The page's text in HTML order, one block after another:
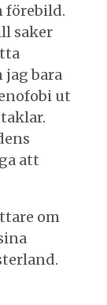
förebild.
saker
jag bara
ut
att
om